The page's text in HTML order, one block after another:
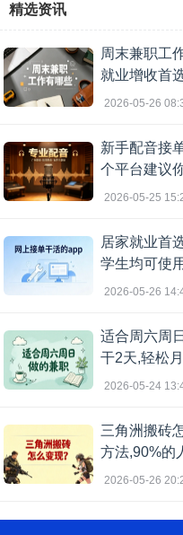
精选资讯
周末兼职工
就业增收首
2026-05-26
新手配音接
个平台建议
2026-05-25
居家就业首
学生均可使用
2026-05-26
适合周六周
干2天,轻松
2026-05-24
三角洲搬砖
方法,90%的
2026-05-26